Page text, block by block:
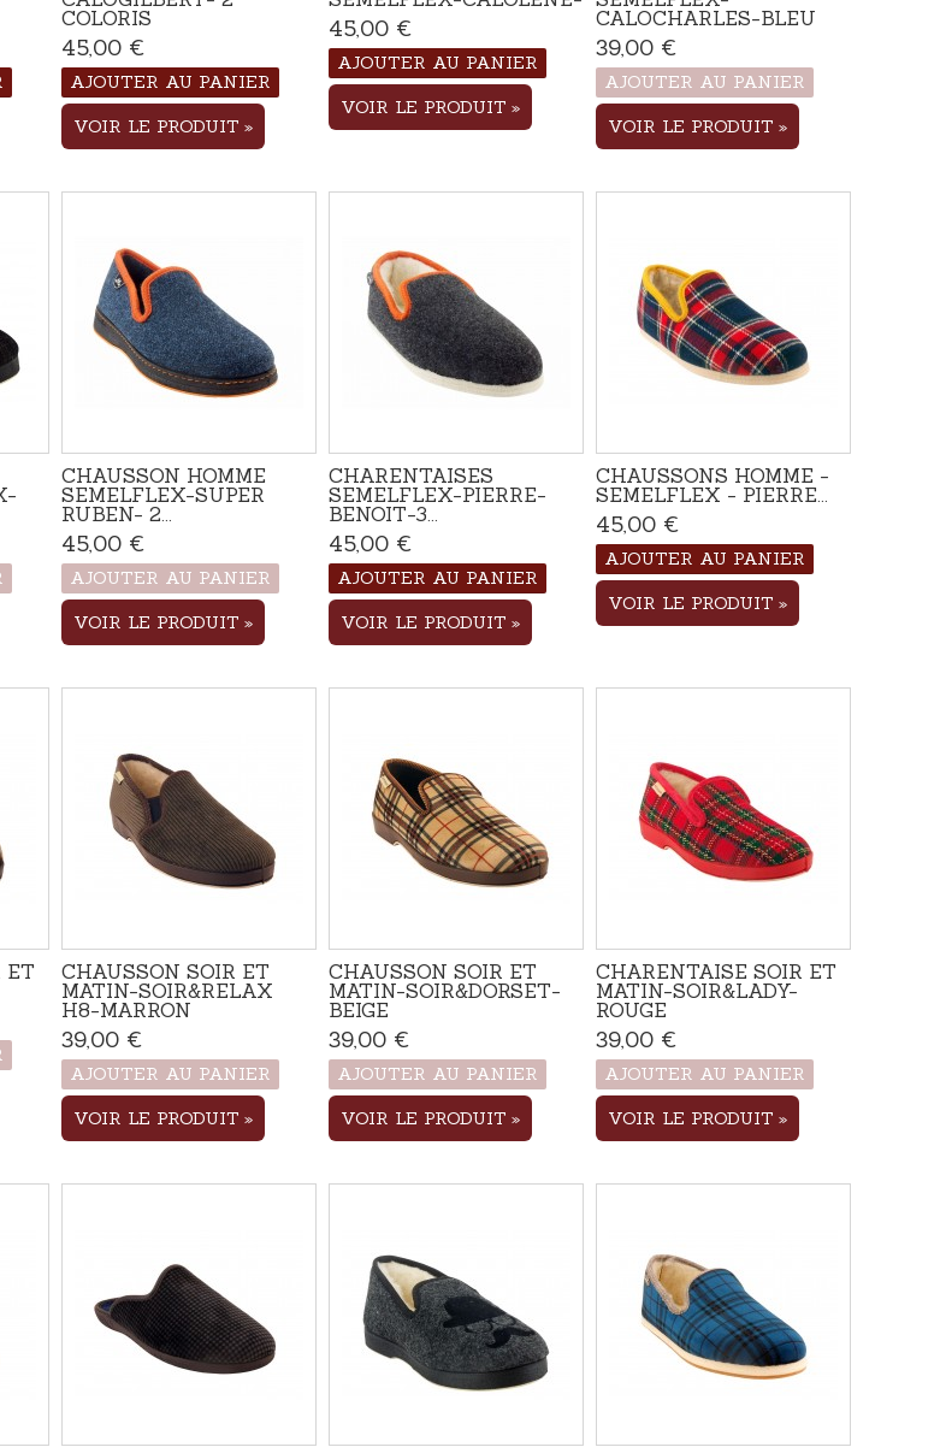
COLORIS
45,00 €
AJOUTER AU PANIER
VOIR LE PRODUIT
45,00 €
AJOUTER AU PANIER
VOIR LE PRODUIT
CALOCHARLES-BLEU
39,00 €
AJOUTER AU PANIER
VOIR LE PRODUIT
CHAUSSON HOMME
SEMELFLEX-SUPER
RUBEN- 2...
45,00 €
AJOUTER AU PANIER
VOIR LE PRODUIT
CHARENTAISES
SEMELFLEX-PIERRE-
BENOIT-3...
45,00 €
AJOUTER AU PANIER
VOIR LE PRODUIT
CHAUSSONS HOMME -
SEMELFLEX - PIERRE...
45,00 €
AJOUTER AU PANIER
VOIR LE PRODUIT
ET CHAUSSON SOIR ET
MATIN-SOIR&RELAX
H8-MARRON
39,00 €
AJOUTER AU PANIER
VOIR LE PRODUIT
CHAUSSON SOIR ET
MATIN-SOIR&DORSET-
BEIGE
39,00 €
AJOUTER AU PANIER
VOIR LE PRODUIT
CHARENTAISE SOIR ET
MATIN-SOIR&LADY-
ROUGE
39,00 €
AJOUTER AU PANIER
VOIR LE PRODUIT